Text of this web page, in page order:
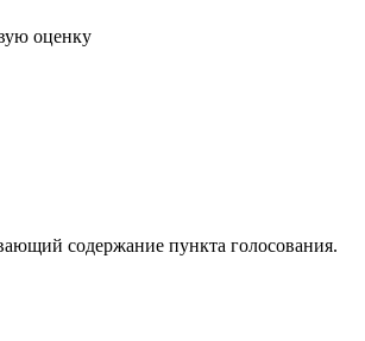
оценку
содержание пункта голосования.